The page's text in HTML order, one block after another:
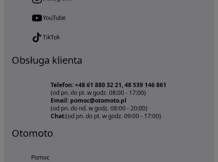
YouTube
TikTok
Obsługa klienta
Telefon: +48 61 880 32 21, 48 539 146 861
(od pn. do pt. w godz. 08:00 - 17:00)
Email: pomoc@otomoto.pl
(od pn. do nd. w godz. 08:00 - 20:00)
Chat:(od pn. do pt. w godz. 09:00 - 17:00)
Otomoto
Pomoc